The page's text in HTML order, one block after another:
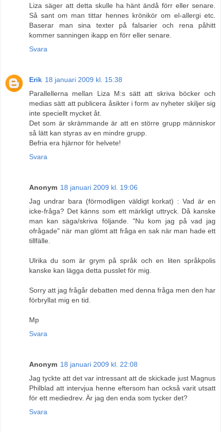
Liza säger att detta skulle ha hänt ändå förr eller senare.
Så sant om man tittar hennes krönikör om el-allergi etc.
Baserar man sina texter på falsarier och rena påhitt
kommer sanningen ikapp en förr eller senare.
Svara
Erik 18 januari 2009 kl. 15:38
Parallellerna mellan Liza M:s sätt att skriva böcker och
medias sätt att publicera åsikter i form av nyheter skiljer sig
inte speciellt mycket åt.
Det som är skrämmande är att en större grupp människor
så lätt kan styras av en mindre grupp.
Befria era hjärnor för helvete!
Svara
Anonym 18 januari 2009 kl. 19:06
Jag undrar bara (förmodligen väldigt korkat) : Vad är en
icke-fråga? Det känns som ett märkligt uttryck. Då kanske
man kan säga/skriva följande. "Nu kom jag på vad jag
ofrågade" när man glömt att fråga en sak när man hade ett
tillfälle.
Ulrika du som är grym på språk och en liten språkpolis
kanske kan lägga detta pusslet för mig.
Sorry att jag frågår debatten med denna fråga men den har
förbryllat mig en tid.
Mp
Svara
Anonym 18 januari 2009 kl. 22:08
Jag tyckte att det var intressant att de skickade just Magnus
Philblad att intervjua henne eftersom han också varit utsatt
för ett mediedrev. Är jag den enda som tycker det?
Svara